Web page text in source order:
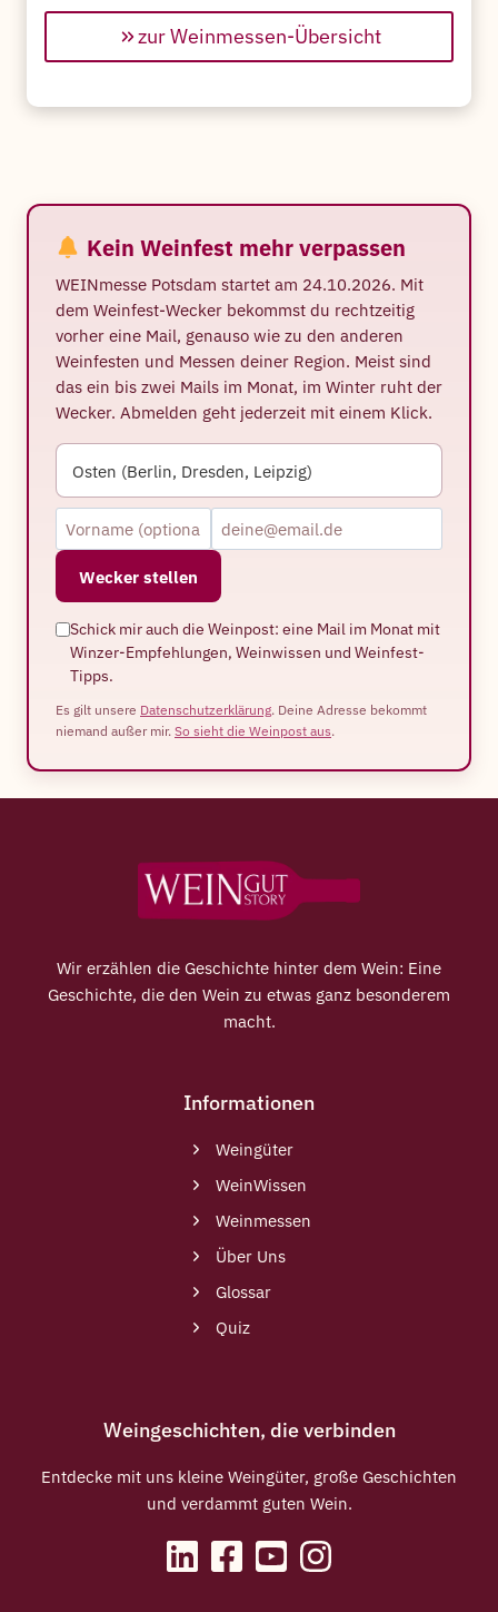
zur Weinmessen-Übersicht
Kein Weinfest mehr verpassen
WEINmesse Potsdam startet am 24.10.2026. Mit
dem Weinfest-Wecker bekommst du rechtzeitig
vorher eine Mail, genauso wie zu den anderen
Weinfesten und Messen deiner Region. Meist sind
das ein bis zwei Mails im Monat, im Winter ruht der
Wecker. Abmelden geht jederzeit mit einem Klick.
Wecker stellen
Schick mir auch die Weinpost: eine Mail im Monat mit
Winzer-Empfehlungen, Weinwissen und Weinfest-
Tipps.
Es gilt unsere Datenschutzerklärung. Deine Adresse bekommt
niemand außer mir. So sieht die Weinpost aus.
Wir erzählen die Geschichte hinter dem Wein: Eine
Geschichte, die den Wein zu etwas ganz besonderem
macht.
Informationen
Weingüter
WeinWissen
Weinmessen
Über Uns
Glossar
Quiz
Weingeschichten, die verbinden
Entdecke mit uns kleine Weingüter, große Geschichten
und verdammt guten Wein.